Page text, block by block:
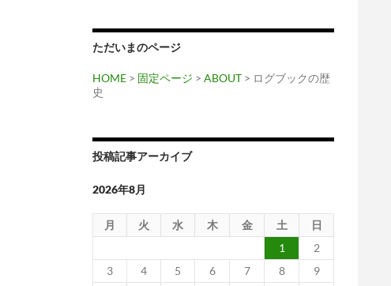
ただいまのページ
HOME > 固定ページ > ABOUT > ログブックの歴
史
投稿記事アーカイブ
2026年8月
月 火 水 木 金 土
日
1
2
3
4 5 6 7 8
9